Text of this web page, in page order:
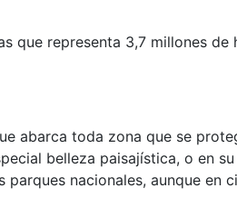
que representa 3,7 millones
abarca toda zona que se
belleza paisajística, o en
nacionales, aunque en